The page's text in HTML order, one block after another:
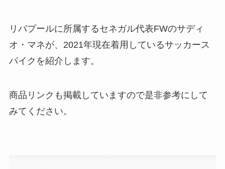
リバプールに所属するセネガル代表FWのサディ
オ・マネが、2021年現在着用しているサッカース
パイクを紹介します。
商品リンクも掲載していますので是非参考にして
みてください。